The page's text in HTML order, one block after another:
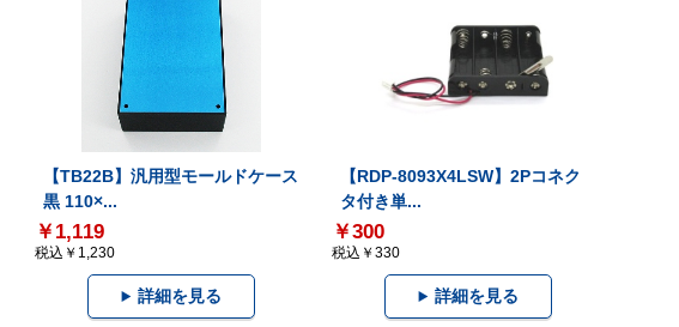
【TB22B】汎用型モールドケース
黒 110×...
￥1,119
税込￥1,230
詳細を見る
【RDP-8093X4LSW】2Pコネク
タ付き単...
￥300
税込￥330
詳細を見る